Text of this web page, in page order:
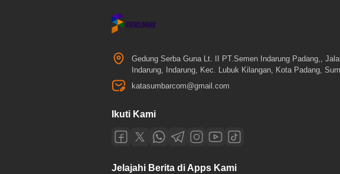
Gedung Serba Guna Lt. II PT.Semen Indarung Padang,,
Indarung, Indarung, Kec. Lubuk Kilangan, Kota Padang,
katasumbarcom@gmail.com
Ikuti Kami
Jelajahi Berita di Apps Kami